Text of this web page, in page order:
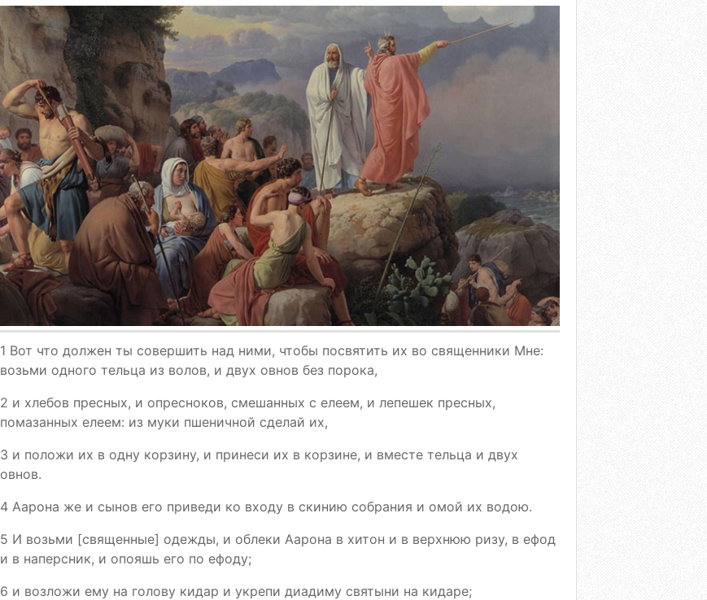
1 Вот что должен ты совершить над ними, чтобы посвятить их во священники Мне:
возьми одного тельца из волов, и двух овнов без порока,
2 и хлебов пресных, и опресноков, смешанных с елеем, и лепешек пресных,
помазанных елеем: из муки пшеничной сделай их,
3 и положи их в одну корзину, и принеси их в корзине, и вместе тельца и двух
овнов.
4 Аарона же и сынов его приведи ко входу в скинию собрания и омой их водою.
5 И возьми [священные] одежды, и облеки Аарона в хитон и в верхнюю ризу, в ефод
и в наперсник, и опояшь его по ефоду;
6 и возложи ему на голову кидар и укрепи диадиму святыни на кидаре;